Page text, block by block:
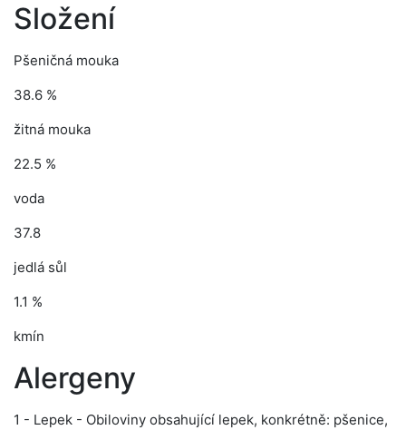
Složení
Pšeničná mouka
38.6 %
žitná mouka
22.5 %
voda
37.8
jedlá sůl
1.1 %
kmín
Alergeny
1 - Lepek - Obiloviny obsahující lepek, konkrétně: pšenice,